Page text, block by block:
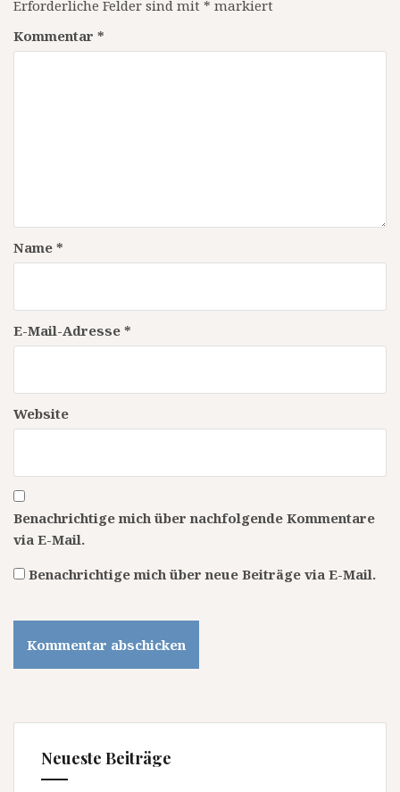
Erforderliche Felder sind mit * markiert
Kommentar *
Name *
E-Mail-Adresse *
Website
Benachrichtige mich über nachfolgende Kommentare
via E-Mail.
Benachrichtige mich über neue Beiträge via E-Mail.
Neueste Beiträge